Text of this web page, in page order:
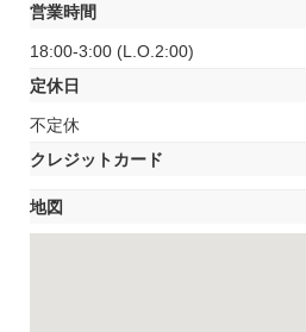
営業時間
18:00-3:00 (L.O.2:00)
定休日
不定休
クレジットカード
地図